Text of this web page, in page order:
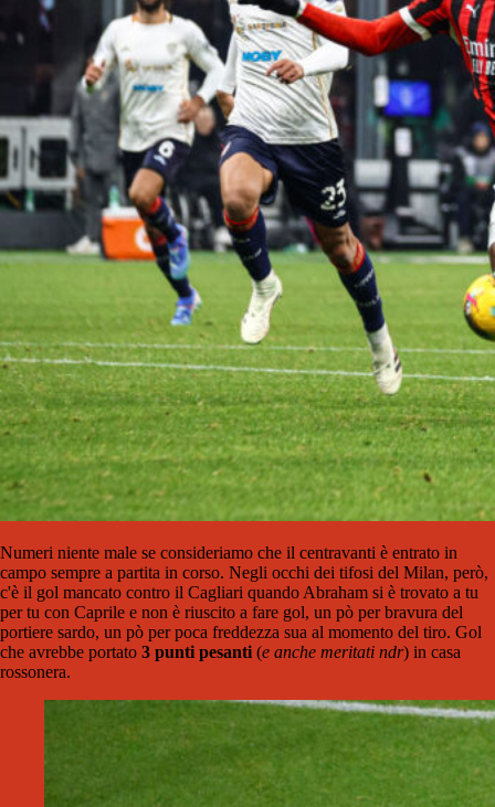
Numeri niente male se consideriamo che il centravanti è entrato in
campo sempre a partita in corso. Negli occhi dei tifosi del Milan, però,
c'è il gol mancato contro il Cagliari quando Abraham si è trovato a tu
per tu con Caprile e non è riuscito a fare gol, un pò per bravura del
portiere sardo, un pò per poca freddezza sua al momento del tiro. Gol
che avrebbe portato 3 punti pesanti (e anche meritati ndr) in casa
rossonera.